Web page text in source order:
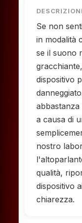
Se non
in modalità
se il suono
dispositivo
a causa di
nostro
qualità,
dispositivo
chiarezza.